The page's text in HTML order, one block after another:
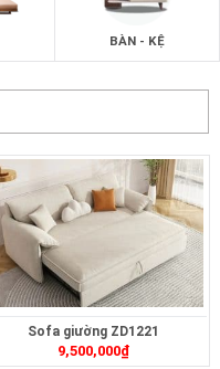
BÀN - KỆ
Sofa giường ZD1221
9,500,000₫